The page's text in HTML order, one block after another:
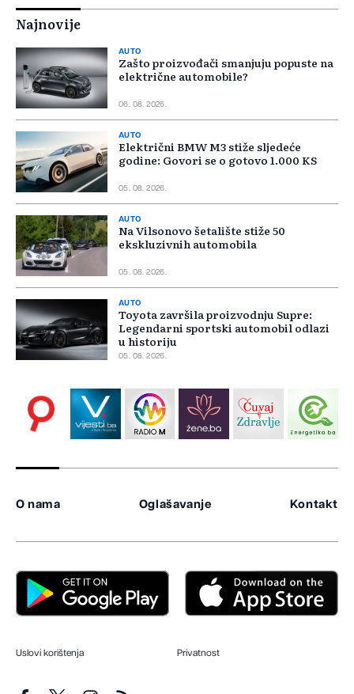
Najnovije
AUTO
Zašto proizvođači smanjuju popuste na
električne automobile?
06. 08. 2026.
AUTO
Električni BMW M3 stiže sljedeće
godine: Govori se o gotovo 1.000 KS
05. 08. 2026.
AUTO
Na Vilsonovo šetalište stiže 50
ekskluzivnih automobila
05. 08. 2026.
AUTO
Toyota završila proizvodnju Supre:
Legendarni sportski automobil odlazi
u historiju
05. 08. 2026.
O nama Oglašavanje Kontakt
Uslovi korištenja Privatnost